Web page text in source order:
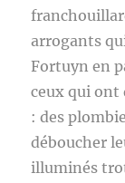
arrogants
Fortuyn en
ceux qui ont
: des
déboucher
illuminés